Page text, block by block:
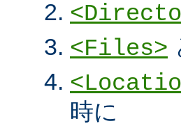
<Files>
時に